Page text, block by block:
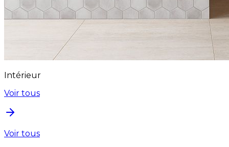
Intérieur
Voir tous
Voir tous